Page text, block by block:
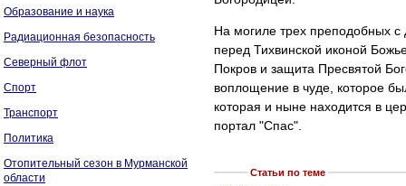
Образование и наука
Радиационная безопасность
Северный флот
Спорт
Транспорт
Политика
Отопительный сезон в Мурманской
области
На могиле трех преподобных
перед Тихвинской иконой
Покров и защита Пресвятой
воплощение в чуде, которое
которая и ныне находится в
портал "Спас".
Статьи по теме